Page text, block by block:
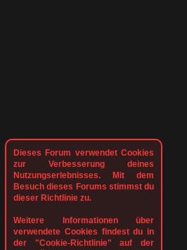
Dieses Forum verwendet Cookies
zur Verbesserung deines
Nutzungserlebnisses. Mit dem
Besuch dieses Forums stimmst du
dieser Richtlinie zu.
Weitere Informationen über
verwendete Cookies findest du in
der "Cookie-Richtlinie" auf der